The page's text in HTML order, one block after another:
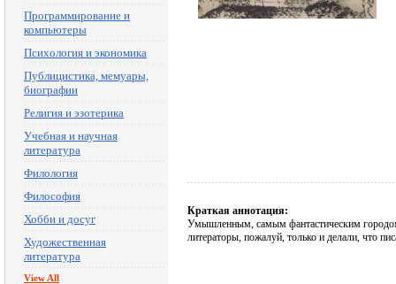
Программирование и
компьютеры
Психология и экономика
Публицистика, мемуары,
биографии
Религия и эзотерика
Учебная и научная
литература
Филология
Философия
Хобби и досуг
Художественная
литература
View All
Краткая аннотация:
Умышленным, самым фантастическим
литераторы, пожалуй, только и делали, что